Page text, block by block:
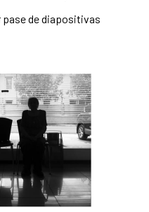
pase de diapositivas